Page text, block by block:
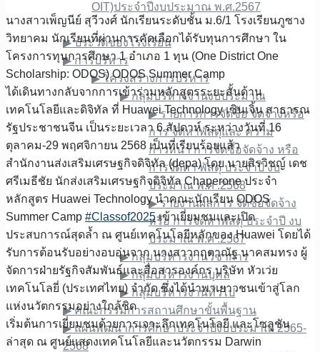
OIT)ประจำปีงบประมาณ พ.ศ.2567
เกี่ยวกับเรา
▶︎ ประวัติของโรงเรียน
▶︎ การบริหาร
▶︎ โครงสร้างการบริหาร
▶︎ กลุ่มบริหารงานงบประมาณ
▶︎ รายการการจัดซื้อ จัดจ้างหรือ
การ จัดหาพัสดุและ ความ
ก้าวหน้า การจัดซื้อจัดจ้าง หรือ
การจัดหา พัสดุ ประจําปี งบ
ประมาณ พ.ศ .2568
▶︎ รายงานผลการ จัดซื้อจัดจ้าง
หรือ การจัดหาพัสดุ ประจําปี งบ
ประมาณ พ.ศ .2567
▶︎ กลุ่มบริหารงานวิชาการ
▶︎ กลุ่มบริหารงานบุคล
▶︎ กลุ่มบริหารงานทั่วไป
▶︎ คณะกรรมการสถานศึกษาขั้นพื้นฐาน
▶︎ แผนพัฒนาการศึกษาประจำปีงบประมาณ 2565-
2568
นางสาวเพ็ญนีย์ สุวีวงศ์ นักเรียนระดับชั้น​ ม.6/1 โรงเรียน​ภูซาง​
วิทยาคม​ นักเรียนที่ผ่านการคัดเลือกได้รับทุนการศึกษา ใน
โครงการทุนการศึกษา 1 อำเภอ 1 ทุน​ (One District One
Scholarship: ODOS) ODOS Summer Camp
ได้เดินทาง​กลับจากการเข้าร่วมหลักสูตรระยะสั้นด้าน
เทคโนโลยีและดิจิทัล ที่ Huawei Technology เซินเจิ้น​ สาธารณ​
รัฐประชาชนจีน เป็นระยะเวลา 6 สัปดาห์​ ระหว่างวันที่ 16
ตุลาคม-29 พฤศจิกายน 2568 เป็น​ที่เรียบร้อ​ยแล้ว​
สำนักงานส่งเสริมเศรษฐกิจดิจิทัล (depa) โดย นายสิรวิชญ์ เดช
ศรีเมธีชัย นักส่งเสริมเศรษฐกิจดิจิทัล Chaperone ประจำ
หลักสูตร Huawei Technology นำคณะนักเรียน ODOS
Summer Camp #Classof2025เข้าเยี่ยมชมและเปิด
ประสบการณ์สุดล้ำ ณ ศูนย์เทคโนโลยีหลักของ Huawei โดยได้
รับการต้อนรับอย่างอบอุ่นจาก นางสาวกฤตาณัฐ นาคสมทรง ผู้
จัดการฝ่ายรัฐกิจสัมพันธ์และสื่อสารองค์กร บริษัท หัวเว่ย
เทคโนโลยี่ (ประเทศไทย) จำกัด ซึ่งได้นำพาเยาวชนเข้าสู่โลก
แห่งนวัตกรรมอย่างใกล้ชิด
เริ่มต้นการเยี่ยมชมด้วยการเจาะลึกเทคโนโลยี และโซลูชัน
ล่าสุด ณ ศูนย์แสดงเทคโนโลยีและนวัตกรรม Darwin